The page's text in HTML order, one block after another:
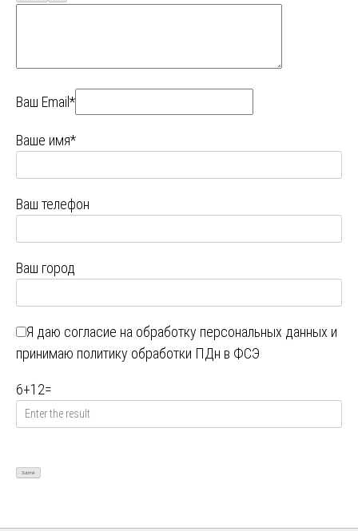
Ваш Email*
Ваше имя*
Ваш телефон
Ваш город
Я даю согласие на обработку персональных данных и
принимаю политику обработки ПДн в ФСЭ
6+12=